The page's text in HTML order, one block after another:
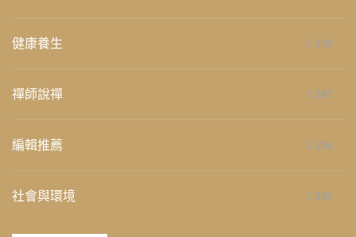
健康養生 276
禪師說禪 267
編輯推薦 236
社會與環境 235